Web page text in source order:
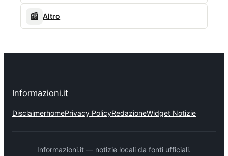
📰 Altro
Informazioni.it
DisclaimerhomePrivacy PolicyRedazioneWidget Notizie
Informazioni.it — notizie locali da fonti ufficiali.